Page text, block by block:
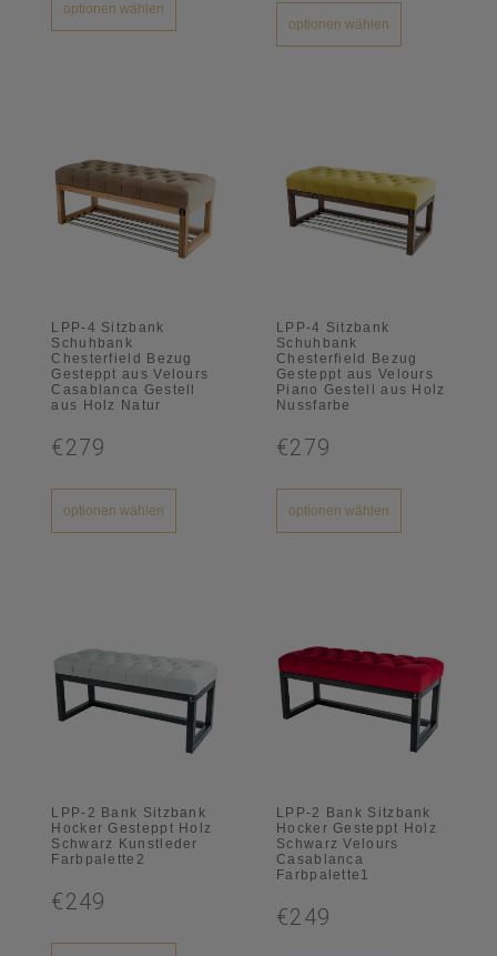
optionen wählen
optionen wählen
LPP-4 Sitzbank
Schuhbank
Chesterfield Bezug
Gesteppt aus Velours
Casablanca Gestell
aus Holz Natur
€279
optionen wählen
LPP-4 Sitzbank
Schuhbank
Chesterfield Bezug
Gesteppt aus Velours
Piano Gestell aus Holz
Nussfarbe
€279
optionen wählen
LPP-2 Bank Sitzbank
Hocker Gesteppt Holz
Schwarz Kunstleder
Farbpalette2
€249
LPP-2 Bank Sitzbank
Hocker Gesteppt Holz
Schwarz Velours
Casablanca
Farbpalette1
€249